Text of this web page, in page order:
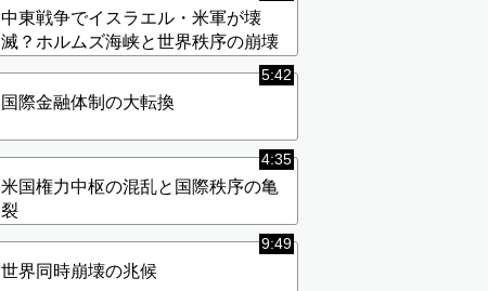
中東戦争でイスラエル・米軍が壊
滅？ホルムズ海峡と世界秩序の崩壊
5:42
国際金融体制の大転換
4:35
米国権力中枢の混乱と国際秩序の亀
裂
9:49
世界同時崩壊の兆候